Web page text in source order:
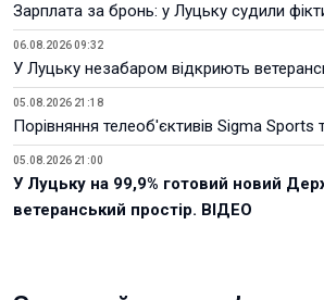
Зарплата за бронь: у Луцьку судили
06.08.2026 09:32
У Луцьку незабаром відкриють
05.08.2026 21:18
Порівняння телеоб'єктивів Sigma Sports
05.08.2026 21:00
У Луцьку на 99,9% готовий новий
ветеранський простір. ВІДЕО